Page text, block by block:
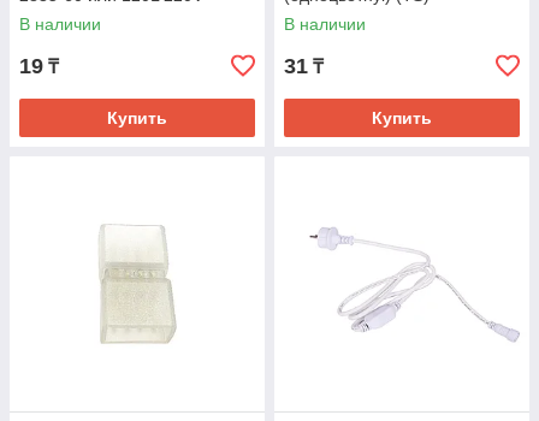
В наличии
19 ₸
Купить
В наличии
31 ₸
Купить